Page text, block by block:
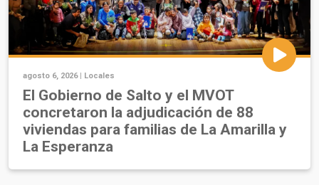
agosto 6, 2026 | Locales
El Gobierno de Salto y el MVOT
concretaron la adjudicación de 88
viviendas para familias de La Amarilla y
La Esperanza